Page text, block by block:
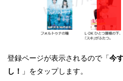
登録ページが表示されるので「今
し！ 」をタップします。